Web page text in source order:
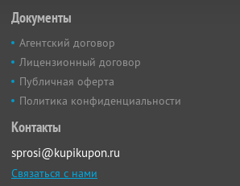
Документы
Агентский договор
Лицензионный договор
Публичная оферта
Политика конфиденциальности
Контакты
sprosi@kupikupon.ru
Связаться с нами